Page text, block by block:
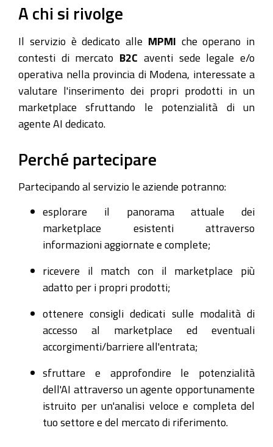
A chi si rivolge
Il servizio è dedicato alle MPMI che operano in
contesti di mercato B2C aventi sede legale e/o
operativa nella provincia di Modena, interessate a
valutare l'inserimento dei propri prodotti in un
marketplace sfruttando le potenzialità di un
agente AI dedicato.
Perché partecipare
Partecipando al servizio le aziende potranno:
esplorare il panorama attuale dei
marketplace esistenti attraverso
informazioni aggiornate e complete;
ricevere il match con il marketplace più
adatto per i propri prodotti;
ottenere consigli dedicati sulle modalità di
accesso al marketplace ed eventuali
accorgimenti/barriere all'entrata;
sfruttare e approfondire le potenzialità
dell'AI attraverso un agente opportunamente
istruito per un'analisi veloce e completa del
tuo settore e del mercato di riferimento.